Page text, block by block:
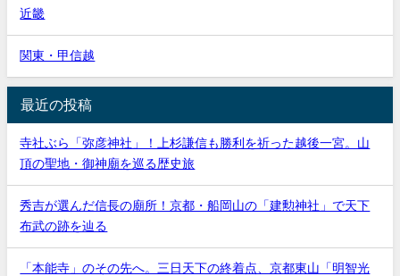
近畿
関東・甲信越
最近の投稿
寺社ぶら「弥彦神社」！上杉謙信も勝利を祈った越後一宮。山
頂の聖地・御神廟を巡る歴史旅
秀吉が選んだ信長の廟所！京都・船岡山の「建勲神社」で天下
布武の跡を辿る
「本能寺」のその先へ。三日天下の終着点、京都東山「明智光